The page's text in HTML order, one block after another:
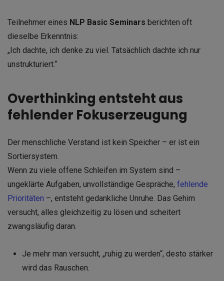
Teilnehmer eines NLP Basic Seminars berichten oft
dieselbe Erkenntnis:
„Ich dachte, ich denke zu viel. Tatsächlich dachte ich nur
unstrukturiert.“
Overthinking entsteht aus
fehlender Fokuserzeugung
Der menschliche Verstand ist kein Speicher – er ist ein
Sortiersystem.
Wenn zu viele offene Schleifen im System sind –
ungeklärte Aufgaben, unvollständige Gespräche, fehlende
Prioritäten –, entsteht gedankliche Unruhe. Das Gehirn
versucht, alles gleichzeitig zu lösen und scheitert
zwangsläufig daran.
Je mehr man versucht, „ruhig zu werden“, desto stärker
wird das Rauschen.